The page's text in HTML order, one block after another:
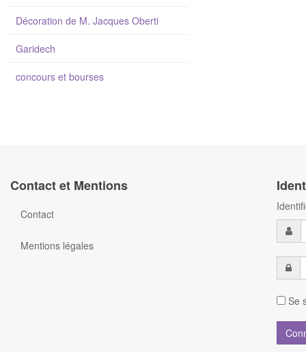
Décoration de M. Jacques Oberti
Garidech
concours et bourses
Contact et Mentions
Contact
Mentions légales
Se